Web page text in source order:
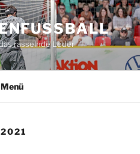
rasselnde Leder
Menü